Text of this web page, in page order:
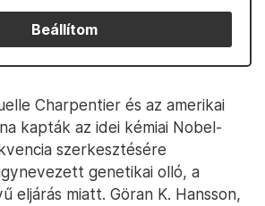
Beállítom
Charpentier és az amerikai
kapták az idei kémiai Nobel-
szerkesztésére
genetikai olló, a
eljárás miatt. Göran K. Hansson,